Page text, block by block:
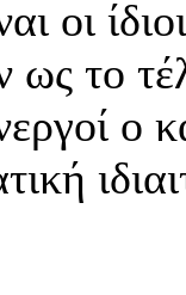
οι
ως το
ο